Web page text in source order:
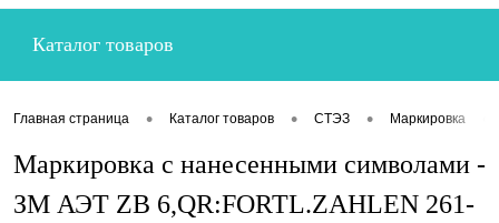
Каталог товаров
Главная страница • Каталог товаров • СТЭЗ • Маркировка
Маркировка с нанесенными символами -
ЗМ АЭТ ZB 6,QR:FORTL.ZAHLEN 261-